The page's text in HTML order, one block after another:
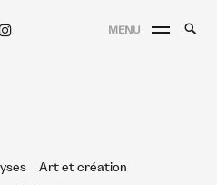
MENU
Art et création